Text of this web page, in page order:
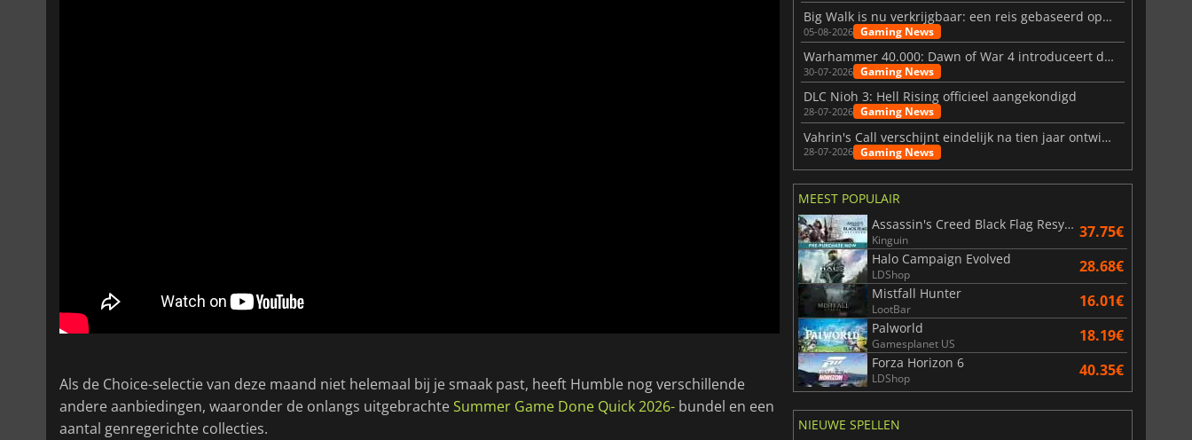
Als de Choice-selectie van deze maand niet helemaal bij je smaak past, heeft Humble nog verschillende
andere aanbiedingen, waaronder de onlangs uitgebrachteSummer Game Done Quick 2026- bundel en een
aantal genregerichte collecties.
Big Walk is nu verkrijgbaar: een reis gebaseerd op vriendschap
05-08-2026 Gaming News
Warhammer 40.000: Dawn of War 4 introduceert de Necron-factie
30-07-2026 Gaming News
DLC Nioh 3: Hell Rising officieel aangekondigd
28-07-2026 Gaming News
Vahrin's Call verschijnt eindelijk na tien jaar ontwikkeling
28-07-2026 Gaming News
MEEST POPULAIR
Assassin's Creed Black Flag Resynced
Kinguin 37.75€
Halo Campaign Evolved
LDShop 28.68€
Mistfall Hunter
LootBar 16.01€
Palworld
Gamesplanet US 18.19€
Forza Horizon 6
LDShop 40.35€
NIEUWE SPELLEN